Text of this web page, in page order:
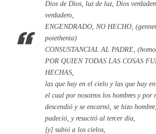
Dios de Dios, luz de luz, Dios
verdadero,
ENGENDRADO, NO HECHO,
poiethenta)
CONSUSTANCIAL AL PADRE,
POR QUIEN TODAS LAS COSAS
HECHAS
las que hay en el cielo y las que hay
el cual por nosotros los hombres y por
descendió y se encarnó, se hizo hombre,
padeció, y resucitó al tercer día,
[y] subió a los cielos,